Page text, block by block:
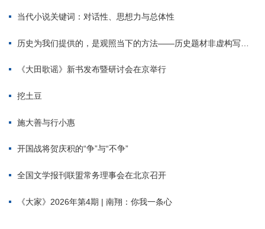
当代小说关键词：对话性、思想力与总体性
历史为我们提供的，是观照当下的方法——历史题材非虚构写作多人谈
《大田歌谣》新书发布暨研讨会在京举行
挖土豆
施大善与行小惠
开国战将贺庆积的“争”与“不争”
全国文学报刊联盟常务理事会在北京召开
《大家》2026年第4期 | 南翔：你我一条心